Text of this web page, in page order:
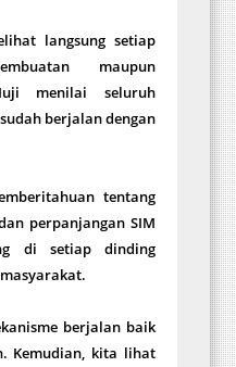
langsung setiap
maupun
menilai seluruh
berjalan dengan
tentang
perpanjangan SIM
di setiap dinding
berjalan baik
Kemudian, kita lihat